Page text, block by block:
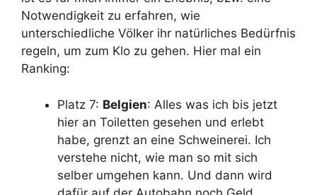
Notwendigkeit zu erfahren, wie
unterschiedliche Völker ihr natürliches Bedürfnis
regeln, um zum Klo zu gehen. Hier mal ein
Ranking:
Platz 7: Belgien: Alles was ich bis jetzt
hier an Toiletten gesehen und erlebt
habe, grenzt an eine Schweinerei. Ich
verstehe nicht, wie man so mit sich
selber umgehen kann. Und dann wird